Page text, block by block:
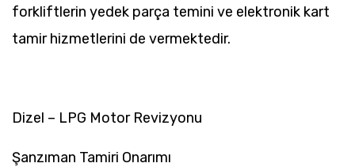
forkliftlerin yedek parça temini ve elektronik kart
tamir hizmetlerini de vermektedir.
Dizel – LPG Motor Revizyonu
Şanzıman Tamiri Onarımı